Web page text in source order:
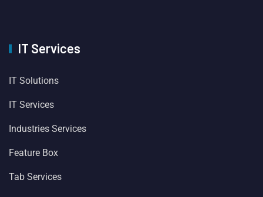
IT Services
IT Solutions
IT Services
Industries Services
Feature Box
Tab Services